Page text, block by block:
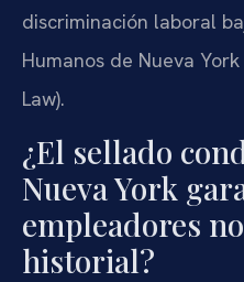
discriminación laboral
Humanos de Nueva
Law).
¿El sellado
Nueva York
empleadores
historial?